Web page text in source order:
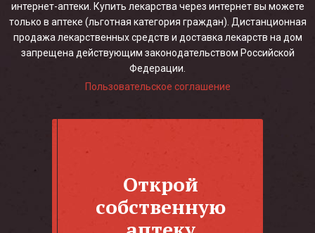
интернет-аптеки. Купить лекарства через интернет вы можете
только в аптеке (льготная категория граждан). Дистанционная
продажа лекарственных средств и доставка лекарств на дом
запрещена действующим законодательством Российской
Федерации.
Пользовательское соглашение
Открой
собственную